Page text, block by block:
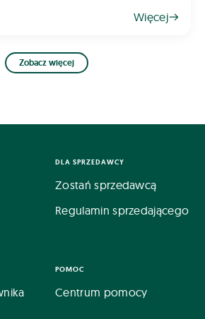
Więcej
Zobacz więcej
DLA SPRZEDAWCY
Zostań sprzedawcą
Regulamin sprzedającego
POMOC
Centrum pomocy